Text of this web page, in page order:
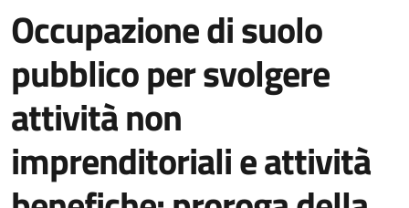
Occupazione di suolo
pubblico per svolgere
attività non
imprenditoriali e attività